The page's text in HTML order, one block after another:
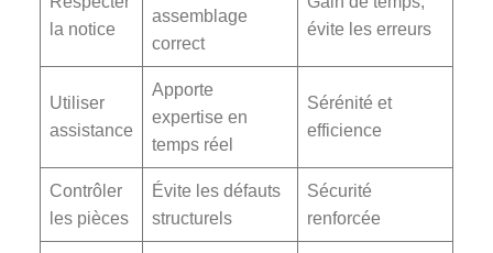
la notice
assemblage
correct
évite les erreurs
Utiliser
assistance
Apporte
expertise en
temps réel
Sérénité et
efficience
Contrôler
les pièces
Évite les défauts
structurels
Sécurité
renforcée